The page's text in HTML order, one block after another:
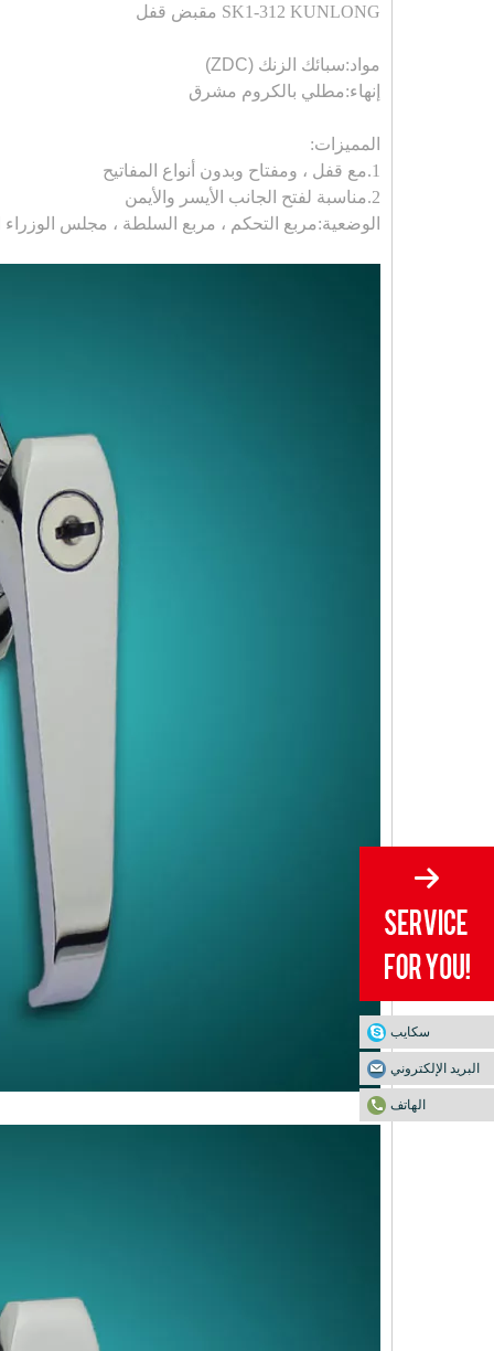
SK1-312 KUNLONG مقبض قفل
مواد:سبائك الزنك (ZDC)
إنهاء:مطلي بالكروم مشرق
المميزات:
1. مع قفل ، ومفتاح وبدون أنواع المفاتيح
2. مناسبة لفتح الجانب الأيسر والأيمن
الوضعية:مربع التحكم ، مربع السلطة ، مجلس الوزراء
سكايب
البريد الإلكتروني
الهاتف